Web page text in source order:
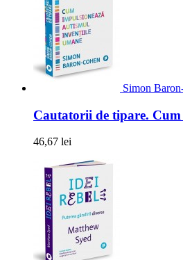
Simon
Cautatorii de tipare. Cum
46,67 lei